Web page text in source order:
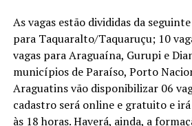
As vagas estão divididas da
para Taquaralto/Taquaruçu; 10
vagas para Araguaína, Gurupi e
municípios de Paraíso, Porto
Araguatins vão disponibilizar 06
cadastro será online e gratuito e
às 18 horas. Haverá, ainda, a